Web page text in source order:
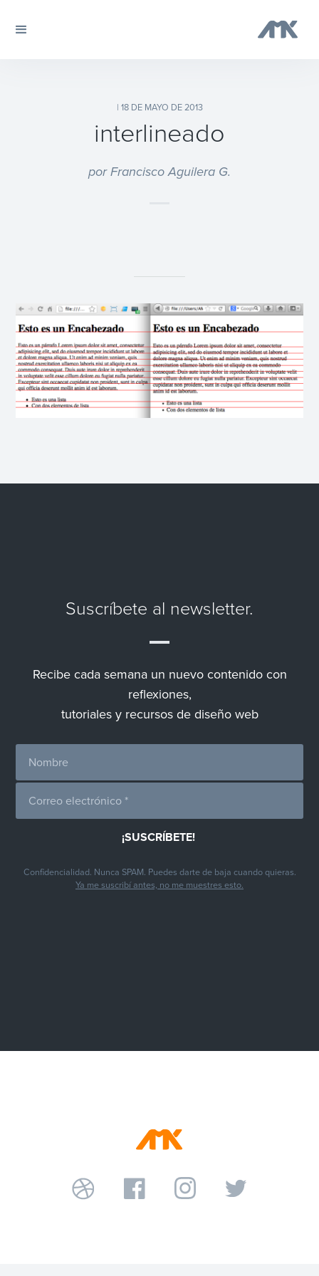
| 18 DE MAYO DE 2013
interlineado
por Francisco Aguilera G.
Suscríbete al newsletter.
Recibe cada semana un nuevo contenido con
reflexiones,
tutoriales y recursos de diseño web
Confidencialidad. Nunca SPAM. Puedes darte de baja cuando quieras.
Ya me suscribí antes, no me muestres esto.